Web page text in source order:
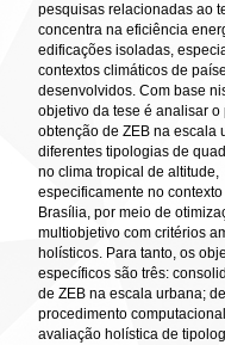
pesquisas relacionadas ao
concentra na eficiência
edificações isoladas,
contextos climáticos de
desenvolvidos. Com base
objetivo da tese é analisar
obtenção de ZEB na escala
diferentes tipologias de
no clima tropical de altitude,
especificamente no
Brasília, por meio de
multiobjetivo com critérios
holísticos. Para tanto, os
específicos são três:
de ZEB na escala urbana;
procedimento
avaliação holística de